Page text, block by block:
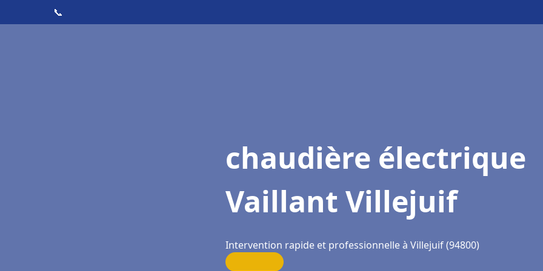
📞
chaudière électrique
Vaillant Villejuif
Intervention rapide et professionnelle à Villejuif (94800)